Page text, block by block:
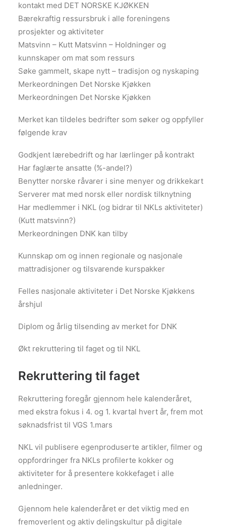
kontakt med DET NORSKE KJØKKEN
Bærekraftig ressursbruk i alle foreningens
prosjekter og aktiviteter
Matsvinn – Kutt Matsvinn – Holdninger og
kunnskaper om mat som ressurs
Søke gammelt, skape nytt – tradisjon og nyskaping
Merkeordningen Det Norske Kjøkken
Merkeordningen Det Norske Kjøkken
Merket kan tildeles bedrifter som søker og oppfyller
følgende krav
Godkjent lærebedrift og har lærlinger på kontrakt
Har faglærte ansatte (%-andel?)
Benytter norske råvarer i sine menyer og drikkekart
Serverer mat med norsk eller nordisk tilknytning
Har medlemmer i NKL (og bidrar til NKLs aktiviteter)
(Kutt matsvinn?)
Merkeordningen DNK kan tilby
Kunnskap om og innen regionale og nasjonale
mattradisjoner og tilsvarende kurspakker
Felles nasjonale aktiviteter i Det Norske Kjøkkens
årshjul
Diplom og årlig tilsending av merket for DNK
Økt rekruttering til faget og til NKL
Rekruttering til faget
Rekruttering foregår gjennom hele kalenderåret,
med ekstra fokus i 4. og 1. kvartal hvert år, frem mot
søknadsfrist til VGS 1.mars
NKL vil publisere egenproduserte artikler, filmer og
oppfordringer fra NKLs profilerte kokker og
aktiviteter for å presentere kokkefaget i alle
anledninger.
Gjennom hele kalenderåret er det viktig med en
fremoverlent og aktiv delingskultur på digitale